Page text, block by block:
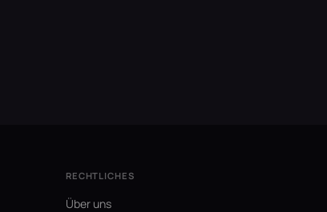
RECHTLICHES
Über uns